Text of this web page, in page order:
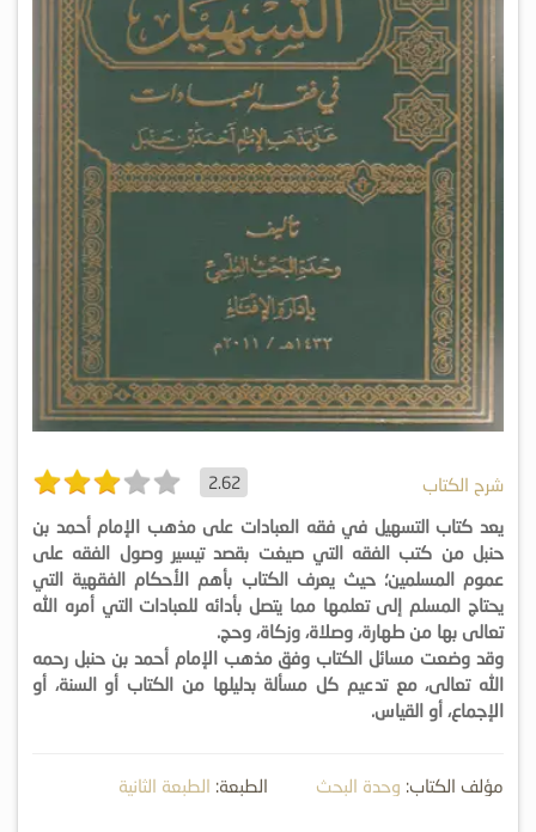
شرح الكتاب 2.62
يعد كتاب التسهيل في فقه العبادات على مذهب الإمام أحمد بن
حنبل من كتب الفقه التي صيغت بقصد تيسير وصول الفقه على
عموم المسلمين؛ حيث يعرف الكتاب بأهم الأحكام الفقهية التي
يحتاج المسلم إلى تعلمها مما يتصل بأدائه للعبادات التي أمره الله
تعالى بها من طهارة، وصلاة، وزكاة، وحج.
وقد وضعت مسائل الكتاب وفق مذهب الإمام أحمد بن حنبل رحمه
الله تعالى، مع تدعيم كل مسألة بدليلها من الكتاب أو السنة، أو
الإجماع، أو القياس.
مؤلف الكتاب: وحدة البحث
الطبعة: الطبعة الثانية